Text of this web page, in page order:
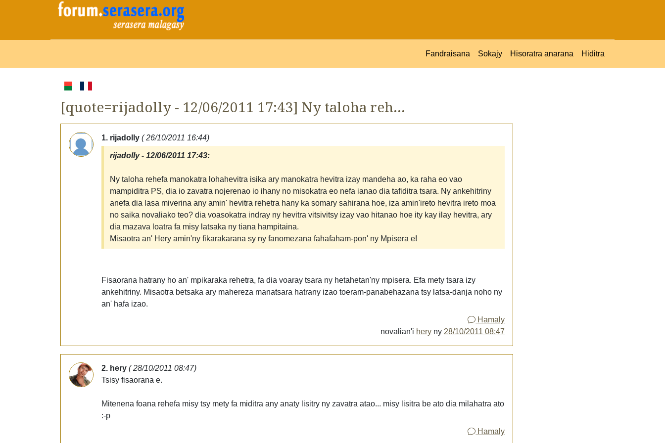
Fandraisana Sokajy Hisoratra anarana Hiditra
[quote=rijadolly - 12/06/2011 17:43] Ny taloha reh...
1. rijadolly ( 26/10/2011 16:44)
rijadolly - 12/06/2011 17:43:
Ny taloha rehefa manokatra lohahevitra isika ary manokatra hevitra izay mandeha ao, ka raha eo vao
mampiditra PS, dia io zavatra nojerenao io ihany no misokatra eo nefa ianao dia tafiditra tsara. Ny ankehitriny
anefa dia lasa miverina any amin' hevitra rehetra hany ka somary sahirana hoe, iza amin'ireto hevitra ireto moa
no saika novaliako teo? dia voasokatra indray ny hevitra vitsivitsy izay vao hitanao hoe ity kay ilay hevitra, ary
dia mazava loatra fa misy latsaka ny tiana hampitaina.
Misaotra an' Hery amin'ny fikarakarana sy ny fanomezana fahafaham-pon' ny Mpisera e!
Fisaorana hatrany ho an' mpikaraka rehetra, fa dia voaray tsara ny hetahetan'ny mpisera. Efa mety tsara izy
ankehitriny. Misaotra betsaka ary mahereza manatsara hatrany izao toeram-panabehazana tsy latsa-danja noho ny
an' hafa izao.
Hamaly
novalian'i hery ny 28/10/2011 08:47
2. hery ( 28/10/2011 08:47)
Tsisy fisaorana e.
Mitenena foana rehefa misy tsy mety fa miditra any anaty lisitry ny zavatra atao... misy lisitra be ato dia milahatra ato
:-p
Hamaly